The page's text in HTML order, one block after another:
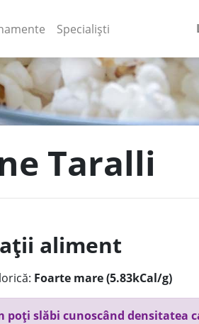
Specialiști
Taralli
aliment
Foarte mare (5.83kCal/g)
poți slăbi cunoscând densitatea